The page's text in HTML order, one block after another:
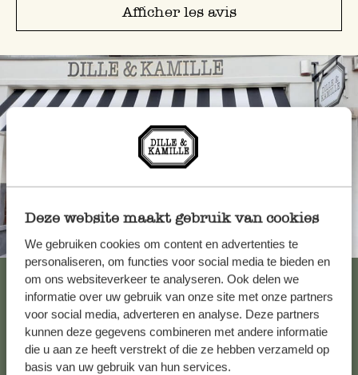
Deze website maakt gebruik van cookies
We gebruiken cookies om content en advertenties te
personaliseren, om functies voor social media te bieden en
om ons websiteverkeer te analyseren. Ook delen we
informatie over uw gebruik van onze site met onze partners
voor social media, adverteren en analyse. Deze partners
kunnen deze gegevens combineren met andere informatie
die u aan ze heeft verstrekt of die ze hebben verzameld op
basis van uw gebruik van hun services.
Afficher les avis
Toujours à proximité
Voir les 62 magasins
Service clientèle